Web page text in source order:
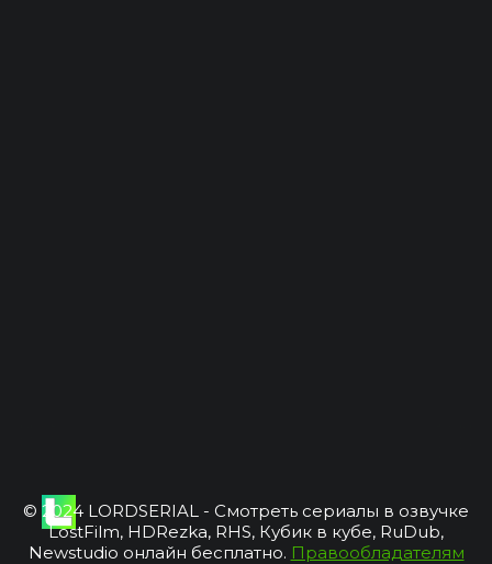
© 2024 LORDSERIAL - Смотреть сериалы в озвучке
LostFilm, HDRezka, RHS, Кубик в кубе, RuDub,
Newstudio онлайн бесплатно. Правообладателям